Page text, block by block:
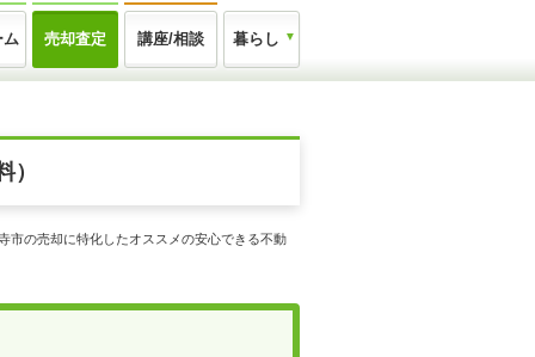
ム 売却査定 講座/相談 暮らし
市の売却に特化したオススメの安心できる不動